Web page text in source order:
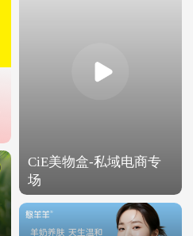
CiE美物盒-私域电商专
场